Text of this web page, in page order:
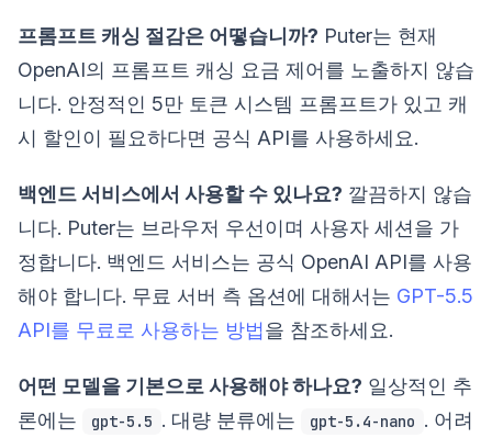
프롬프트 캐싱 절감은 어떻습니까? Puter는 현재
OpenAI의 프롬프트 캐싱 요금 제어를 노출하지 않습
니다. 안정적인 5만 토큰 시스템 프롬프트가 있고 캐
시 할인이 필요하다면 공식 API를 사용하세요.
백엔드 서비스에서 사용할 수 있나요? 깔끔하지 않습
니다. Puter는 브라우저 우선이며 사용자 세션을 가
정합니다. 백엔드 서비스는 공식 OpenAI API를 사용
해야 합니다. 무료 서버 측 옵션에 대해서는 GPT-5.5
API를 무료로 사용하는 방법을 참조하세요.
어떤 모델을 기본으로 사용해야 하나요? 일상적인 추
론에는
gpt-5.5 . 대량 분류에는 gpt-5.4-nano . 어려